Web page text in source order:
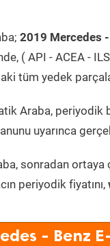
2019 Mercedes
( API - ACEA -
tüm yedek
Araba, periyodik
uyarınca
sonradan ortaya
periyodik fiyatını,
- Benz